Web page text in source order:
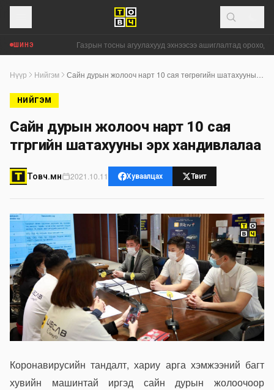
ШИНЭ Газрын тосны агуулахууд эхнээсээ ашиглалтад ороход
Нүүр Нийгэм
НИЙГЭМ
Сайн дурын жолооч нарт 10 сая
төгрөгийн шатахууны эрх хандивлалаа
Товч.мн 2021.10.11 Хуваалцах Твит
Коронавирусийн тандалт, хариу арга хэмжээний багт
хувийн машинтай иргэд сайн дурын жолоочоор